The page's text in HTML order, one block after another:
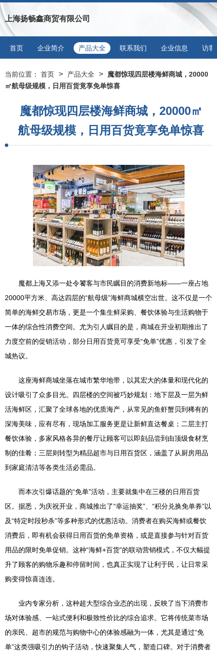
上海扬畅鑫商贸有限公司
首页 企业简介 产品大全 联系我们 企业信息 访客
当前位置： 首页 > 产品大全 >
魔都惊现四层楼海鲜商城，20000
㎡航母级规模，日用百货竟享免单惊喜
魔都惊现四层楼海鲜商城，20000㎡
航母级规模，日用百货竟享免单惊喜
魔都上海又添一处令饕客与市民瞩目的消费新地标——一座占地
20000平方米、高达四层的“航母级”海鲜商城横空出世。这不仅是一个
简单的海鲜交易市场，更是一个集生鲜采购、餐饮体验与生活购物于
一体的综合性消费空间。尤为引人瞩目的是，商城在开业初期推出了
力度空前的促销活动，部分日用百货竟可享受“免单”优惠，引发了全
城热议。
这座海鲜商城坐落在城市繁华地带，以其宏大的体量和现代化的
设计吸引了众多目光。四层楼的空间被巧妙规划：地下层及一层为鲜
活海鲜区，汇聚了全球各地的优质海产，从常见的鱼虾蟹贝到稀有的
深海美味，应有尽有，现场加工服务更是让新鲜直达餐桌；二层主打
餐饮体验，多家风格各异的餐厅让顾客可以即刻品尝到由顶级食材烹
制的佳肴；三层则转型为精品超市与日用百货区，涵盖了从厨房用品
到家庭清洁等各类生活必需品。
而本次引爆话题的“免单”活动，主要就集中在三楼的日用百货
区。据悉，为庆祝开业，商城推出了“幸运抽奖”、“积分兑换免单券”以
及“特定时段秒杀”等多种形式的优惠活动。消费者在购买海鲜或餐饮
消费后，即有机会获得日用百货的免单资格，或是直接参与针对百货
用品的限时免单促销。这种“海鲜+百货”的联动营销模式，不仅大幅提
升了顾客的购物乐趣和停留时间，也真正实现了让利于民，让日常采
购变得惊喜连连。
业内专家分析，这种超大型综合业态的出现，反映了当下消费市
场对体验感、一站式便利和极致性价比的综合追求。它将传统菜市场
的亲民、超市的规范与购物中心的体验感融为一体，尤其是通过“免
单”这类强吸引力的钩子活动，快速聚集人气，塑造口碑。对于消费者